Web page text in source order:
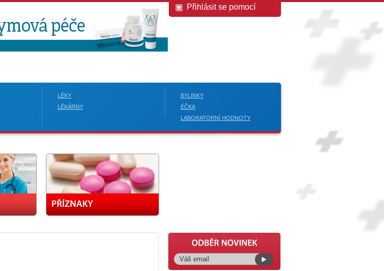
Přihlásit se pomocí
LÉKY
LÉKÁRNY
BYLINKY
ÉČKA
LABORATORNÍ HODNOTY